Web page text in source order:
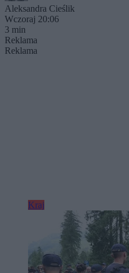
Aleksandra Cieślik
Wczoraj 20:06
3 min
Reklama
Reklama
Kraj